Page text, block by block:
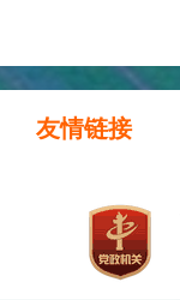
友情链接